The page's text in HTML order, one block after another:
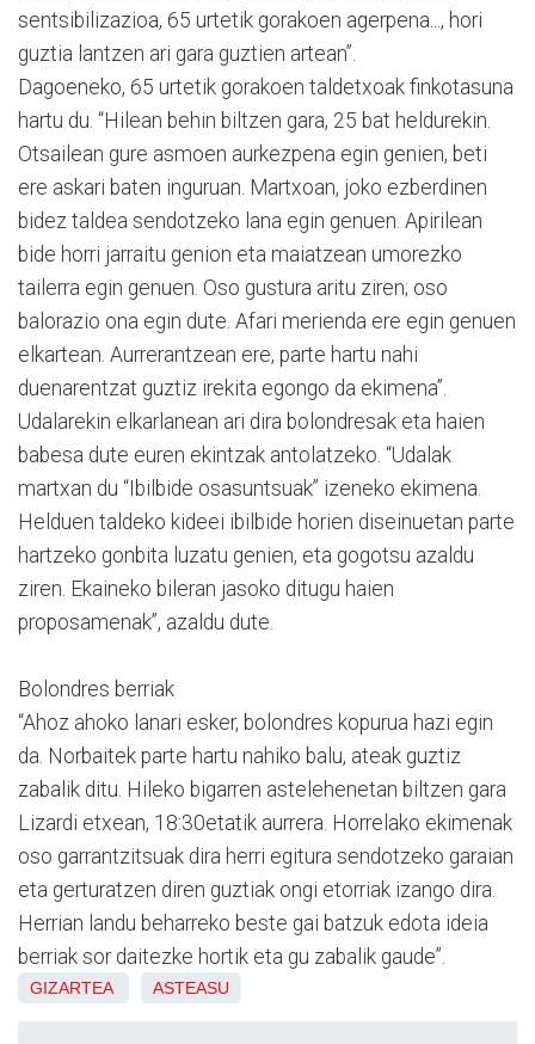
sentsibilizazioa, 65 urtetik gorakoen agerpena..., hori
guztia lantzen ari gara guztien artean”.
Dagoeneko, 65 urtetik gorakoen taldetxoak finkotasuna
hartu du. “Hilean behin biltzen gara, 25 bat heldurekin.
Otsailean gure asmoen aurkezpena egin genien, beti
ere askari baten inguruan. Martxoan, joko ezberdinen
bidez taldea sendotzeko lana egin genuen. Apirilean
bide horri jarraitu genion eta maiatzean umorezko
tailerra egin genuen. Oso gustura aritu ziren; oso
balorazio ona egin dute. Afari merienda ere egin genuen
elkartean. Aurrerantzean ere, parte hartu nahi
duenarentzat guztiz irekita egongo da ekimena”.
Udalarekin elkarlanean ari dira bolondresak eta haien
babesa dute euren ekintzak antolatzeko. “Udalak
martxan du “Ibilbide osasuntsuak” izeneko ekimena.
Helduen taldeko kideei ibilbide horien diseinuetan parte
hartzeko gonbita luzatu genien, eta gogotsu azaldu
ziren. Ekaineko bileran jasoko ditugu haien
proposamenak”, azaldu dute.
Bolondres berriak
“Ahoz ahoko lanari esker, bolondres kopurua hazi egin
da. Norbaitek parte hartu nahiko balu, ateak guztiz
zabalik ditu. Hileko bigarren astelehenetan biltzen gara
Lizardi etxean, 18:30etatik aurrera. Horrelako ekimenak
oso garrantzitsuak dira herri egitura sendotzeko garaian
eta gerturatzen diren guztiak ongi etorriak izango dira.
Herrian landu beharreko beste gai batzuk edota ideia
berriak sor daitezke hortik eta gu zabalik gaude”.
GIZARTEA ASTEASU